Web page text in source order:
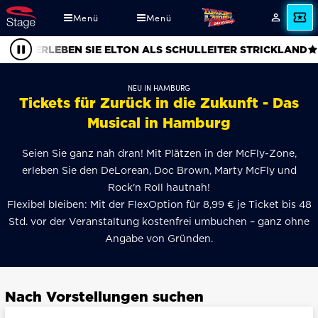
Direkt
zum
Inhalt
Menü Menü
Mein
Konto
Angebot
PauseERLEBEN SIE ELTON ALS SCHULLEITER STRICKLAND
NEU IN HAMBURG
Tickets für Zurück in die Zukunft - Das
Musical in Hamburg
Seien Sie ganz nah dran! Mit Plätzen in der McFly-Zone,
erleben Sie den DeLorean, Doc Brown, Marty McFly und
Rock'n Roll hautnah!
Flexibel bleiben: Mit der FlexOption für 8,99 € je Ticket bis 48
Std. vor der Veranstaltung kostenfrei umbuchen – ganz ohne
Angabe von Gründen.
Nach Vorstellungen suchen